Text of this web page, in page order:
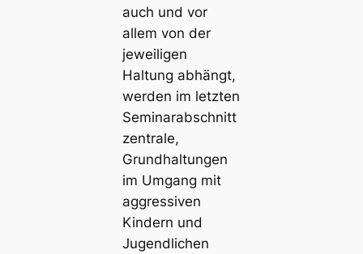
auch und vor
allem von der
jeweiligen
Haltung abhängt,
werden im letzten
Seminarabschnitt
zentrale,
Grundhaltungen
im Umgang mit
aggressiven
Kindern und
Jugendlichen